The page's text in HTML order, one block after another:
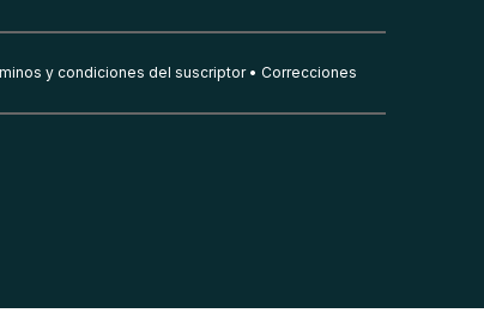
y condiciones del suscriptor Correcciones